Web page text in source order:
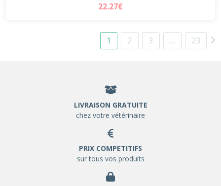
22.27€
1 2 3 … 23
LIVRAISON GRATUITE
chez votre vétérinaire
PRIX COMPETITIFS
sur tous vos produits